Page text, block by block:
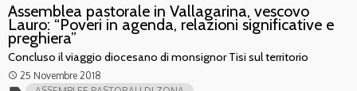
Assemblea pastorale in Vallagarina, vescovo
Lauro: “Poveri in agenda, relazioni significative e
preghiera”
Concluso il viaggio diocesano di monsignor Tisi sul territorio
access_time 25 Novembre 2018